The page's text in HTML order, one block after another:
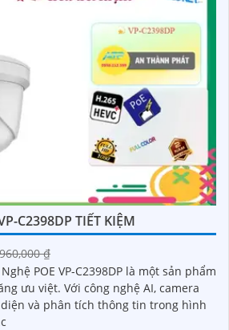
C2398DP TIẾT KIỆM
₫
POE VP-C2398DP là một sản phẩm
nghệ AI, camera
và phân tích thông tin trong hình